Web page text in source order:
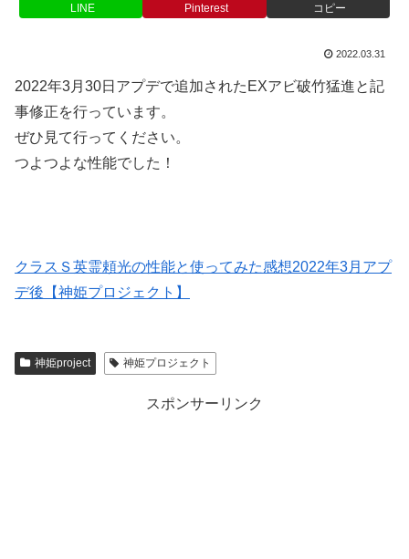
LINE Pinterest コピー
2022.03.31
2022年3月30日アプデで追加されたEXアビ破竹猛進と記
事修正を行っています。
ぜひ見て行ってください。
つよつよな性能でした！
クラスＳ英霊頼光の性能と使ってみた感想2022年3月アプ
デ後【神姫プロジェクト】
神姫project 神姫プロジェクト
スポンサーリンク